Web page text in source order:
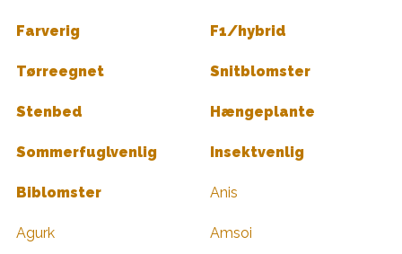
Farverig F1/hybrid
Tørreegnet Snitblomster
Stenbed Hængeplante
Sommerfuglvenlig Insektvenlig
Biblomster Anis
Agurk Amsoi